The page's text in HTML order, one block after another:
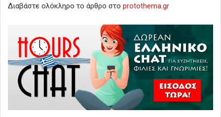
Διαβάστε ολόκληρο το άρθρο στο protothema.gr